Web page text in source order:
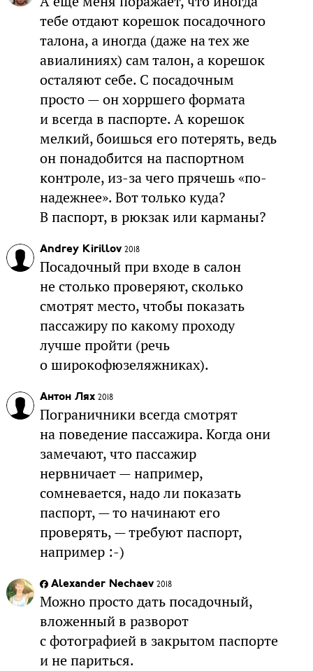
тебе отдают корешок посадочного
талона, а иногда (даже на тех же
авиалиниях) сам талон, а корешок
осталяют себе. С посадочным
просто — он хорршего формата
и всегда в паспорте. А корешок
мелкий, боишься его потерять, ведь
он понадобится на паспортном
контроле, из-за чего прячешь «по-
надежнее». Вот только куда?
В паспорт, в рюкзак или карманы?
Andrey Kirillov 2018
Посадочный при входе в салон
не столько проверяют, сколько
смотрят место, чтобы показать
пассажиру по какому проходу
лучше пройти (речь
о широкофюзеляжниках).
Антон Лях 2018
Пограничники всегда смотрят
на поведение пассажира. Когда они
замечают, что пассажир
нервничает — например,
сомневается, надо ли показать
паспорт, — то начинают его
проверять, — требуют паспорт,
например :-)
Alexander Nechaev 2018
Можно просто дать посадочный,
вложенный в разворот
с фотографией в закрытом паспорте
и не париться.